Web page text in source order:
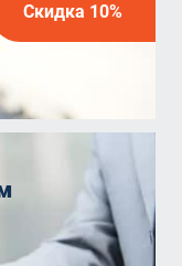
Скидка 10%